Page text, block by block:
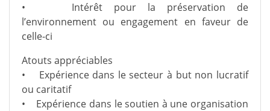
• Intérêt pour la préservation de
l’environnement ou engagement en faveur de
celle-ci
Atouts appréciables
• Expérience dans le secteur à but non lucratif
ou caritatif
• Expérience dans le soutien à une organisation